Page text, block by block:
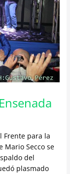
Frente para la
Mario Secco se
del
plasmado